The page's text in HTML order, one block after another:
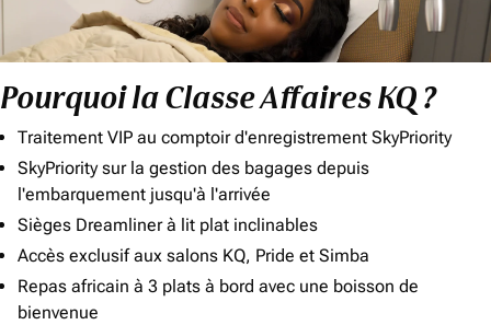
Pourquoi la Classe Affaires KQ ?
Traitement VIP au comptoir d'enregistrement SkyPriority
SkyPriority sur la gestion des bagages depuis
l'embarquement jusqu'à l'arrivée
Sièges Dreamliner à lit plat inclinables
Accès exclusif aux salons KQ, Pride et Simba
Repas africain à 3 plats à bord avec une boisson de
bienvenue